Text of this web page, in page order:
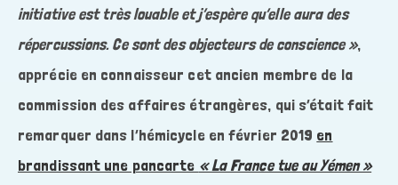
initiative est très louable et j’espère qu’elle aura des
répercussions. Ce sont des objecteurs de conscience »,
apprécie en connaisseur cet ancien membre de la
commission des affaires étrangères, qui s’était fait
remarquer dans l’hémicycle en février 2019 en
brandissant une pancarte « La France tue au Yémen »